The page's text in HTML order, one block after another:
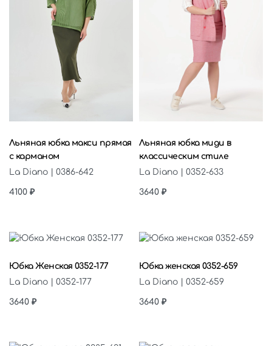
Льняная юбка макси прямая
с карманом
La Diano | 0386-642
4100 ₽
Льняная юбка миди в
классическим стиле
La Diano | 0352-633
3640 ₽
Юбка Женская 0352-177
La Diano | 0352-177
3640 ₽
Юбка женская 0352-659
La Diano | 0352-659
3640 ₽